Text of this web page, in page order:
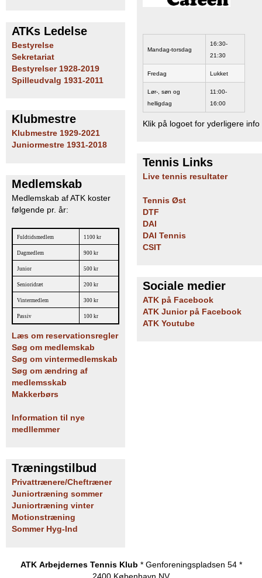
ATKs Ledelse
Bestyrelse
Sekretariat
Bestyrelser 1928-2019
Spilleudvalg 1931-2011
Klubmestre
Klubmestre 1929-2021
Juniormestre 1931-2018
Medlemskab
Medlemskab af ATK koster
følgende pr. år:
Fuldtidsmedlem 1100 kr
Dagmedlem 900 kr
Junior 500 kr
Senioridræt 200 kr
Vintermedlem 300 kr
Passiv 100 kr
Læs om reservationsregler
Søg om medlemskab
Søg om vintermedlemskab
Søg om ændring af
medlemsskab
Makkerbørs
Information til nye
medllemmer
Træningstilbud
Privattrænere/Cheftræner
Juniortræning sommer
Juniortræning vinter
Motionstræning
Sommer Hyg-Ind
Mandag-torsdag
16:30-
21:30
Fredag Lukket
Lør-, søn og
helligdag
11:00-
16:00
Klik på logoet for yderligere info
Tennis Links
Live tennis resultater
Tennis Øst
DTF
DAI
DAI Tennis
CSIT
Sociale medier
ATK på Facebook
ATK Junior på Facebook
ATK Youtube
ATK Arbejdernes Tennis Klub * Genforeningspladsen 54 *
2400 København NV